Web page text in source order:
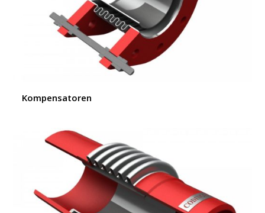
Kompensatoren